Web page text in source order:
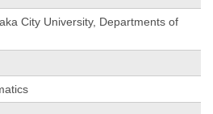
City University, Departments of